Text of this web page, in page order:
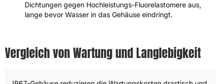
Dichtungen gegen Hochleistungs-Fluorelastomere aus,
lange bevor Wasser in das Gehäuse eindringt.
Vergleich von Wartung und Langlebigkeit